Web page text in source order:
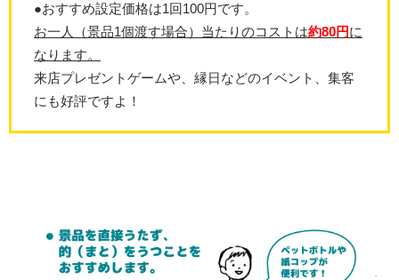
●おすすめ設定価格は1回100円です。
お一人（景品1個渡す場合）当たりのコストは約80円に
なります。
来店プレゼントゲームや、縁日などのイベント、集客
にも好評ですよ！